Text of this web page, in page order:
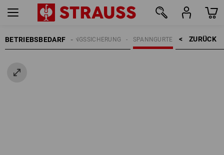
BETRIEBSBEDARF ZURÜCK    >
SPANNGURTE
LADUNGSSICHERUNG